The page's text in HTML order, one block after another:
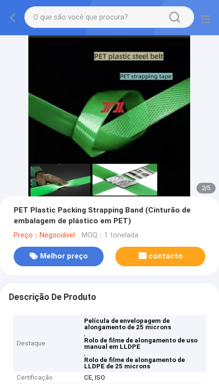
2/5
PET Plastic Packing Strapping Band (Cinturão de
embalagem de plástico em PET)
Preço：Negociável MOQ：1 tonelada
Melhor preço contacto
Descrição De Produto
Destaque
Película de envelopagem de
alongamento de 25 microns
,
Rolo de filme de alongamento de uso
manual em LLDPE
,
Rolo de filme de alongamento de
LLDPE de 25 microns
Certificação
CE, ISO